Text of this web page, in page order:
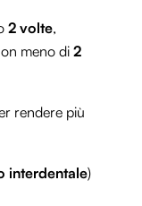
2 volte,
meno di 2
rendere più
interdentale)